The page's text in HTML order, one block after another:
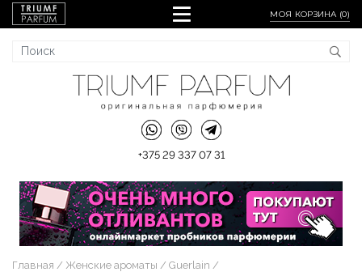
МОЯ КОРЗИНА (0)
+375 29 337 07 31
Главная Женские ароматы
Guerlain